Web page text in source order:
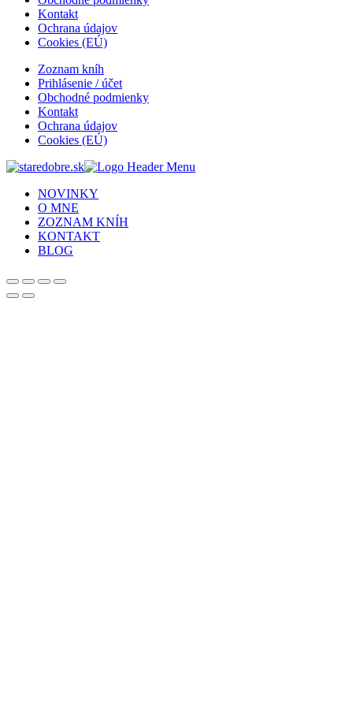
Kontakt
Ochrana údajov
Cookies (EÚ)
Zoznam kníh
Prihlásenie / účet
Obchodné podmienky
Kontakt
Ochrana údajov
Cookies (EÚ)
NOVINKY
O MNE
ZOZNAM KNÍH
KONTAKT
BLOG